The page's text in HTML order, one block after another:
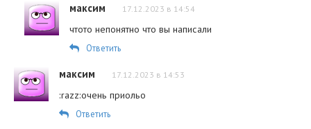
максим 17.12.2023 в 14:54
чтото непонятно что вы написали
Ответить
максим 17.12.2023 в 14:53
:razz:очень приольо
Ответить